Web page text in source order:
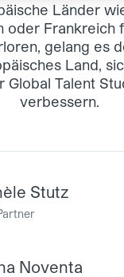
Länder
oder Frankreich
gelang es
Land,
Global Talent
verbessern.
Noventa
Stutz